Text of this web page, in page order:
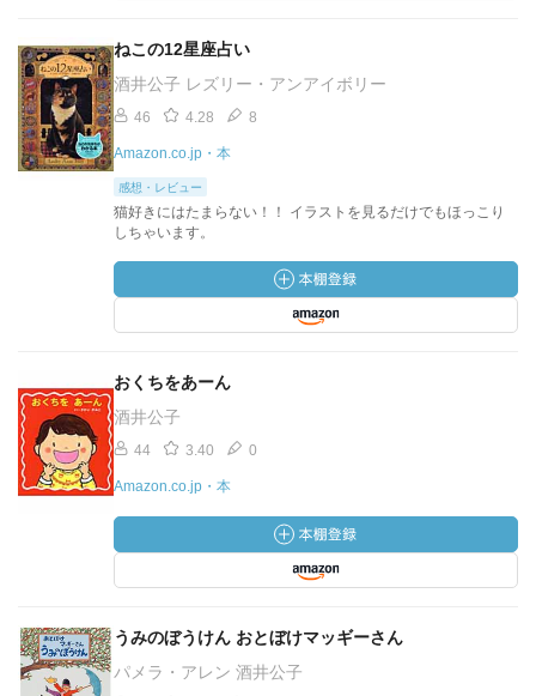
ねこの12星座占い
酒井公子 レズリー・アンアイボリー
46 4.28 8
Amazon.co.jp・本
感想・レビュー
猫好きにはたまらない！！ イラストを見るだけでもほっこり
しちゃいます。
おくちをあーん
酒井公子
44 3.40 0
Amazon.co.jp・本
うみのぼうけん おとぼけマッギーさん
パメラ・アレン 酒井公子